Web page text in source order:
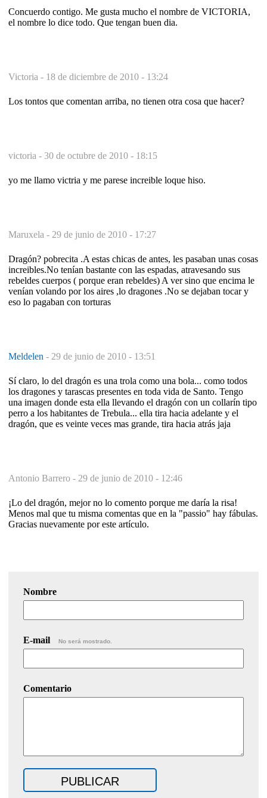
Concuerdo contigo. Me gusta mucho el nombre de VICTORIA,
el nombre lo dice todo. Que tengan buen dia.
Victoria - 18 de diciembre de 2010 - 13:24
Los tontos que comentan arriba, no tienen otra cosa que hacer?
victoria - 30 de octubre de 2010 - 18:15
yo me llamo victria y me parese increible loque hiso.
Maruxela - 29 de junio de 2010 - 17:27
Dragón? pobrecita .A estas chicas de antes, les pasaban unas cosas
increibles.No tenían bastante con las espadas, atravesando sus
rebeldes cuerpos ( porque eran rebeldes) A ver sino que encima le
venían volando por los aires ,lo dragones .No se dejaban tocar y
eso lo pagaban con torturas
Meldelen - 29 de junio de 2010 - 13:51
Sí claro, lo del dragón es una trola como una bola... como todos
los dragones y tarascas presentes en toda vida de Santo. Tengo
una imagen donde esta ella llevando el dragón con un collarín tipo
perro a los habitantes de Trebula... ella tira hacia adelante y el
dragón, que es veinte veces mas grande, tira hacia atrás jaja
Antonio Barrero - 29 de junio de 2010 - 12:46
¡Lo del dragón, mejor no lo comento porque me daría la risa!
Menos mal que tu misma comentas que en la "passio" hay fábulas.
Gracias nuevamente por este artículo.
Nombre
E-mail No será mostrado.
Comentario